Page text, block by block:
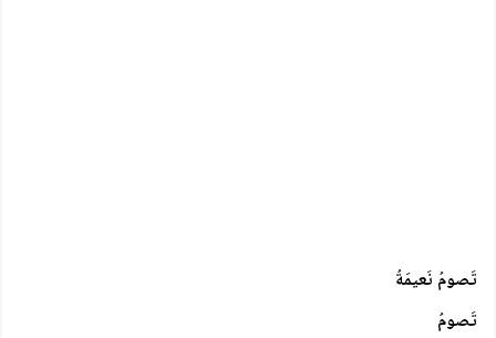
تَصومُ نَعيمَةُ
تَصومُ